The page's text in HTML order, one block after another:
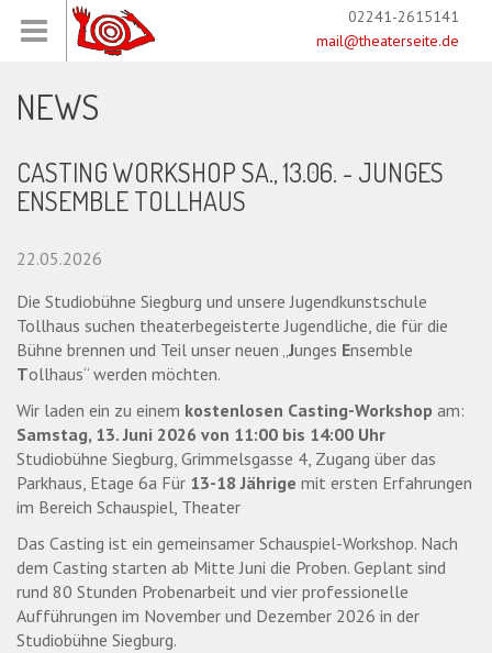
02241-2615141
mail@theaterseite.de
NEWS
CASTING WORKSHOP SA., 13.06. - JUNGES
ENSEMBLE TOLLHAUS
22.05.2026
Die Studiobühne Siegburg und unsere Jugendkunstschule
Tollhaus suchen theaterbegeisterte Jugendliche, die für die
Bühne brennen und Teil unser neuen „Junges Ensemble
Tollhaus“ werden möchten.
Wir laden ein zu einem kostenlosen Casting-Workshop am:
Samstag, 13. Juni 2026 von 11:00 bis 14:00 Uhr
Studiobühne Siegburg, Grimmelsgasse 4, Zugang über das
Parkhaus, Etage 6a Für 13-18 Jährige mit ersten Erfahrungen
im Bereich Schauspiel, Theater
Das Casting ist ein gemeinsamer Schauspiel-Workshop. Nach
dem Casting starten ab Mitte Juni die Proben. Geplant sind
rund 80 Stunden Probenarbeit und vier professionelle
Aufführungen im November und Dezember 2026 in der
Studiobühne Siegburg.